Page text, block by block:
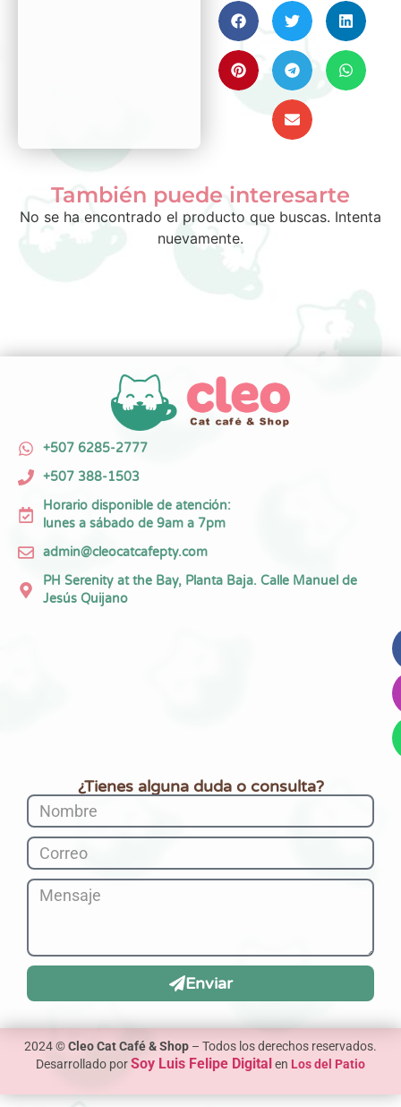
También puede interesarte
No se ha encontrado el producto que buscas. Intenta
nuevamente.
+507 6285-2777
+507 388-1503
Horario disponible de atención:
lunes a sábado de 9am a 7pm
admin@cleocatcafepty.com
PH Serenity at the Bay, Planta Baja. Calle Manuel de
Jesús Quijano
¿Tienes alguna duda o consulta?
Enviar
2024 ©Cleo Cat Café & Shop – Todos los derechos reservados.
Desarrollado porSoy Luis Felipe Digitalen Los del Patio